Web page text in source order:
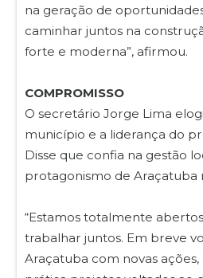
na geração de
caminhar juntos na
forte e moderna”, afirmou.
COMPROMISSO
O secretário Jorge Lima
município e a liderança do
Disse que confia na gestão
protagonismo de Araçatuba
“Estamos totalmente
trabalhar juntos. Em breve
Araçatuba com novas